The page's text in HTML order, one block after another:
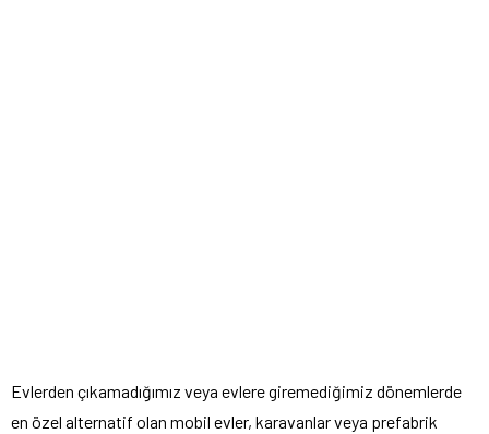
Evlerden çıkamadığımız veya evlere giremediğimiz dönemlerde
en özel alternatif olan mobil evler, karavanlar veya prefabrik